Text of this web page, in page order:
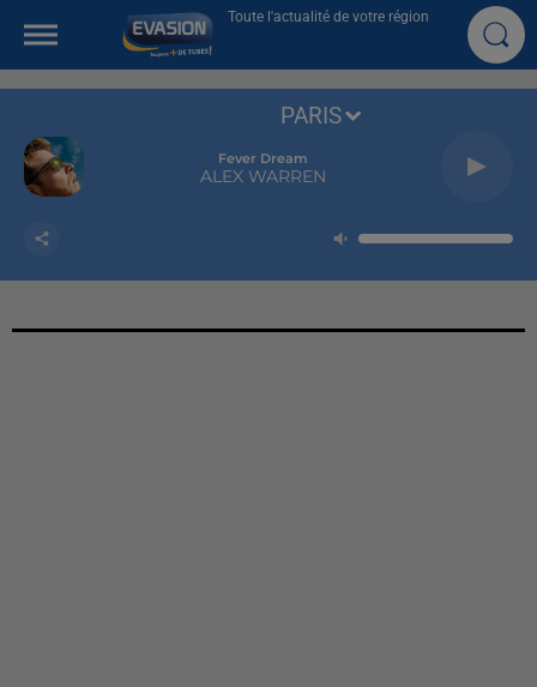
Toute l'actualité de votre région
Fever Dream
ALEX WARREN
PARIS